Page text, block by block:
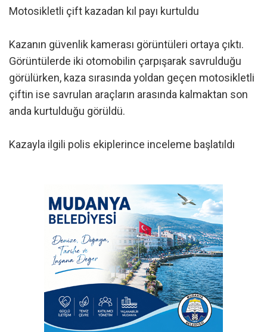
Motosikletli çift kazadan kıl payı kurtuldu
Kazanın güvenlik kamerası görüntüleri ortaya çıktı.
Görüntülerde iki otomobilin çarpışarak savrulduğu
görülürken, kaza sırasında yoldan geçen motosikletli
çiftin ise savrulan araçların arasında kalmaktan son
anda kurtulduğu görüldü.
Kazayla ilgili polis ekiplerince inceleme başlatıldı